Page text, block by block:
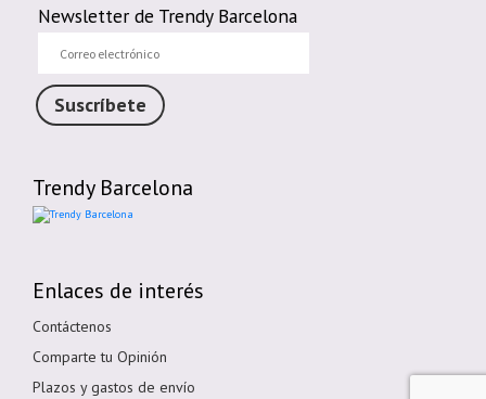
Newsletter de Trendy Barcelona
electrónico
Suscríbete
Trendy Barcelona
Enlaces de interés
Contáctenos
Comparte tu Opinión
Plazos y gastos de envío